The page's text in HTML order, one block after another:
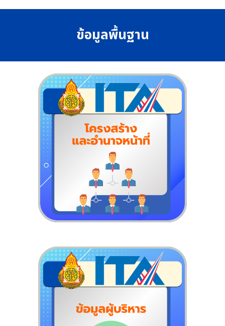
ข้อมูลพื้นฐาน